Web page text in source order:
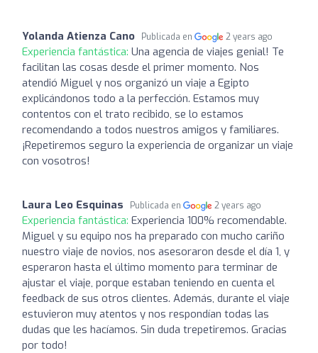
Yolanda Atienza Cano Publicada en 2 years ago
Experiencia fantástica: Una agencia de viajes genial! Te
facilitan las cosas desde el primer momento. Nos
atendió Miguel y nos organizó un viaje a Egipto
explicándonos todo a la perfección. Estamos muy
contentos con el trato recibido, se lo estamos
recomendando a todos nuestros amigos y familiares.
¡Repetiremos seguro la experiencia de organizar un viaje
con vosotros!
Laura Leo Esquinas Publicada en 2 years ago
Experiencia fantástica: Experiencia 100% recomendable.
Miguel y su equipo nos ha preparado con mucho cariño
nuestro viaje de novios, nos asesoraron desde el día 1, y
esperaron hasta el último momento para terminar de
ajustar el viaje, porque estaban teniendo en cuenta el
feedback de sus otros clientes. Además, durante el viaje
estuvieron muy atentos y nos respondían todas las
dudas que les hacíamos. Sin duda trepetiremos. Gracias
por todo!